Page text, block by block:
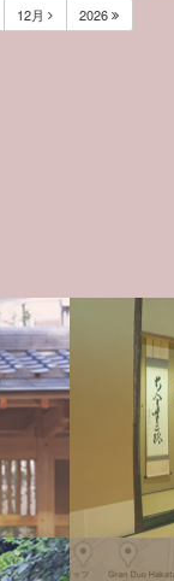
12月 2026